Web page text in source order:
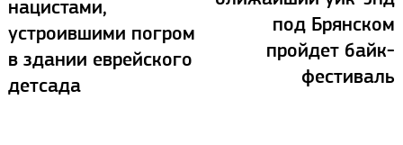
нацистами,
устроившими погром
в здании еврейского
детсада
под Брянском
пройдет байк-
фестиваль